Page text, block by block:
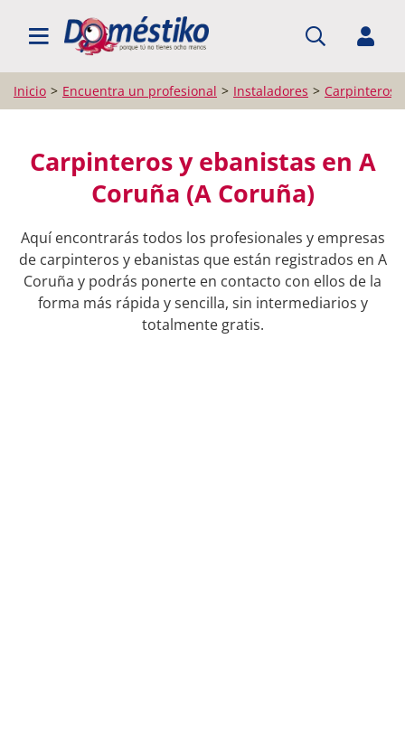
BUSCAR PROFESIONALES
Inicio Encuentra un profesional Instaladores Carpinteros
Carpinteros y ebanistas en A
Coruña (A Coruña)
Aquí encontrarás todos los profesionales y empresas
de carpinteros y ebanistas que están registrados en A
Coruña y podrás ponerte en contacto con ellos de la
forma más rápida y sencilla, sin intermediarios y
totalmente gratis.